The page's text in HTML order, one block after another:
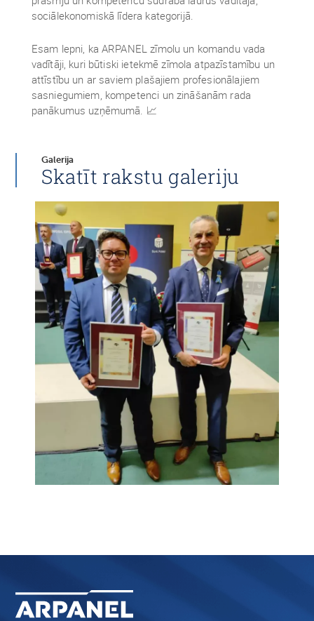
sociālekonomiskā līdera kategorijā.
Esam lepni, ka ARPANEL zīmolu un komandu vada
vadītāji, kuri būtiski ietekmē zīmola atpazīstamību un
attīstību un ar saviem plašajiem profesionālajiem
sasniegumiem, kompetenci un zināšanām rada
panākumus uzņēmumā. 📈
Galerija
Skatīt rakstu galeriju